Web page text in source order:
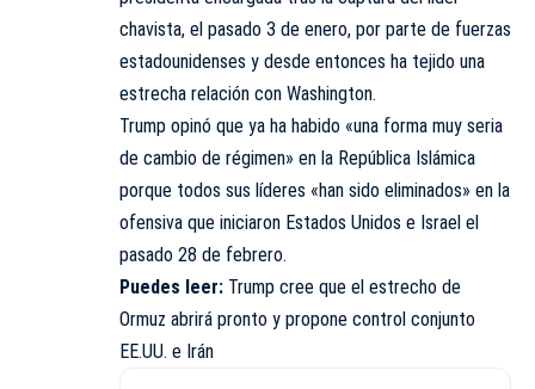
chavista, el pasado 3 de enero, por parte de fuerzas
estadounidenses y desde entonces ha tejido una
estrecha relación con Washington.
Trump opinó que ya ha habido «una forma muy seria
de cambio de régimen» en la República Islámica
porque todos sus líderes «han sido eliminados» en la
ofensiva que iniciaron Estados Unidos e Israel el
pasado 28 de febrero.
Puedes leer: Trump cree que el estrecho de
Ormuz abrirá pronto y propone control conjunto
EE.UU. e Irán